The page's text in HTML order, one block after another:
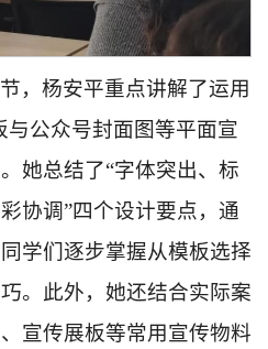
，杨安平重点讲解了运用
公众号封面图等平面宣
她总结了“字体突出、标
协调”四个设计要点，通
学们逐步掌握从模板选择
。此外，她还结合实际案
宣传展板等常用宣传物料